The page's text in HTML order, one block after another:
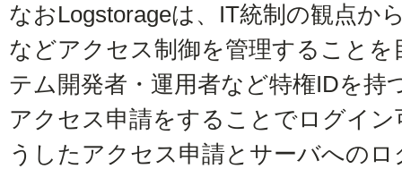
なおLogstorageは、IT統制の観点か
などアクセス制御を管理すること
テム開発者・運用者など特権IDを持
アクセス申請をすることでログイ
うしたアクセス申請とサーバへの